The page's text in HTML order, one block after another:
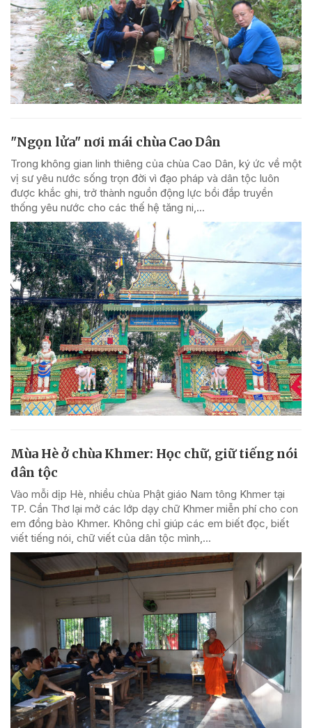
"Ngọn lửa" nơi mái chùa Cao Dân
Trong không gian linh thiêng của chùa Cao Dân, ký ức về một
vị sư yêu nước sống trọn đời vì đạo pháp và dân tộc luôn
được khắc ghi, trở thành nguồn động lực bồi đắp truyền
thống yêu nước cho các thế hệ tăng ni,...
Mùa Hè ở chùa Khmer: Học chữ, giữ tiếng nói
dân tộc
Vào mỗi dịp Hè, nhiều chùa Phật giáo Nam tông Khmer tại
TP. Cần Thơ lại mở các lớp dạy chữ Khmer miễn phí cho con
em đồng bào Khmer. Không chỉ giúp các em biết đọc, biết
viết tiếng nói, chữ viết của dân tộc mình,...